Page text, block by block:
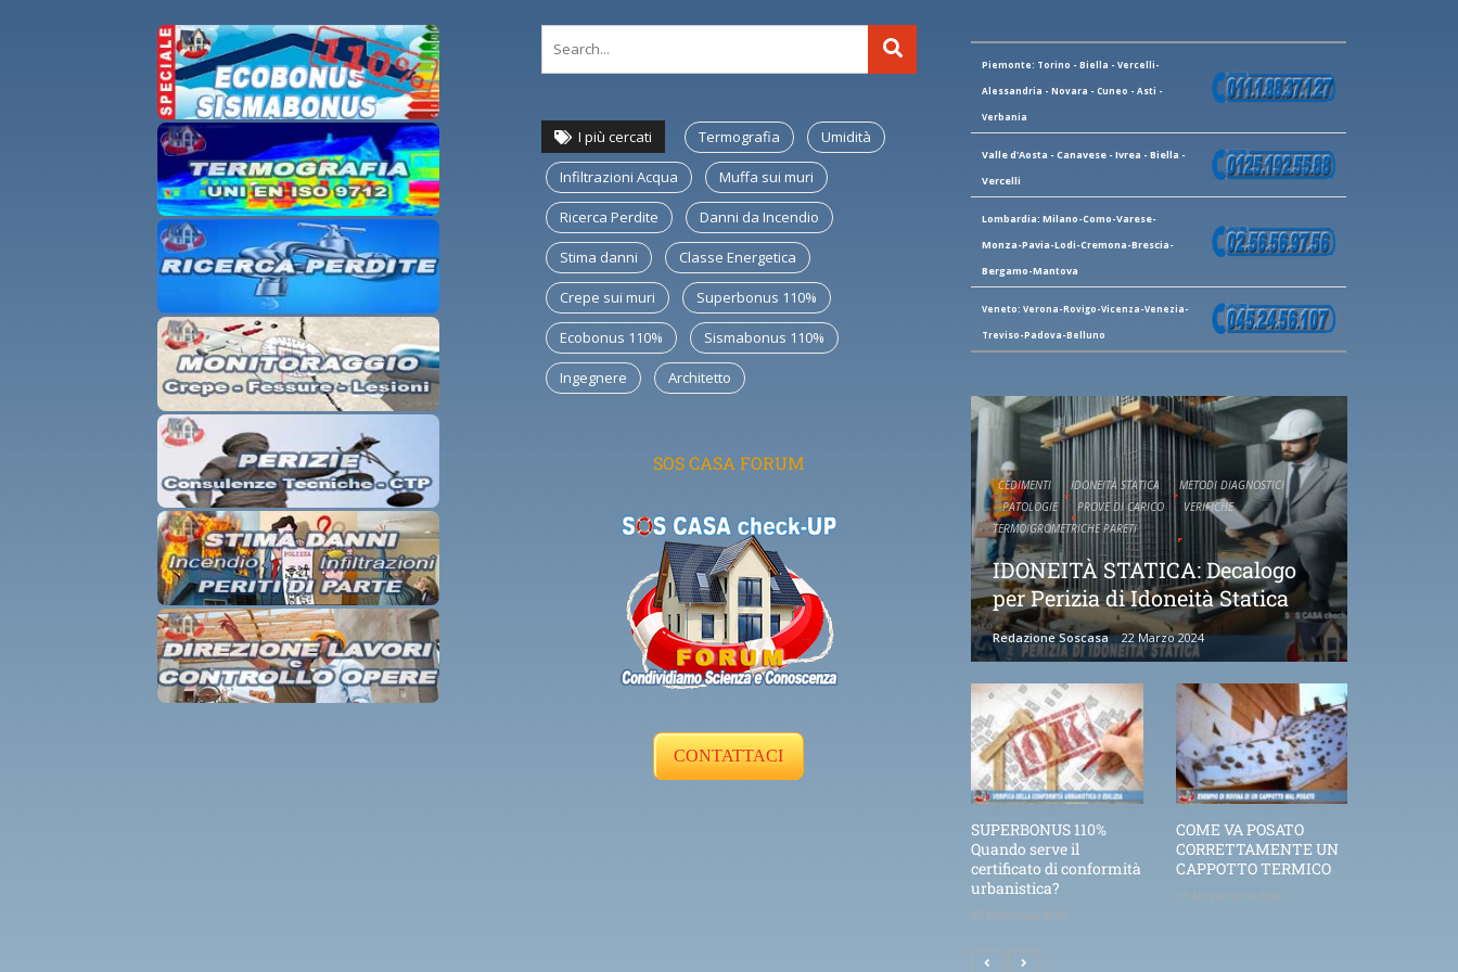
I più cercati Termografia Umidità
Infiltrazioni Acqua Muffa sui muri
Ricerca Perdite Danni da Incendio
Stima danni Classe Energetica
Crepe sui muri Superbonus 110%
Ecobonus 110% Sismabonus 110%
Ingegnere Architetto
SOS CASA FORUM
CONTATTACI
Piemonte: Torino - Biella - Vercelli-
Alessandria - Novara - Cuneo - Asti -
Verbania
Valle d'Aosta - Canavese - Ivrea - Biella -
Vercelli
Lombardia: Milano-Como-Varese-
Monza-Pavia-Lodi-Cremona-Brescia-
Bergamo-Mantova
Veneto: Verona-Rovigo-Vicenza-Venezia-
Treviso-Padova-Belluno
CEDIMENTI IDONEITÀ STATICA
METODI DIAGNOSTICI
PATOLOGIE
PROVE DI CARICO
VERIFICHE
TERMOIGROMETRICHE PARETI
IDONEITÀ STATICA: Decalogo
per Perizia di Idoneità Statica
Redazione Soscasa 22 Marzo 2024
SUPERBONUS 110%
Quando serve il
certificato di conformità
urbanistica?
25 Febbraio 2021
COME VA POSATO
CORRETTAMENTE UN
CAPPOTTO TERMICO
21 Novembre 2020